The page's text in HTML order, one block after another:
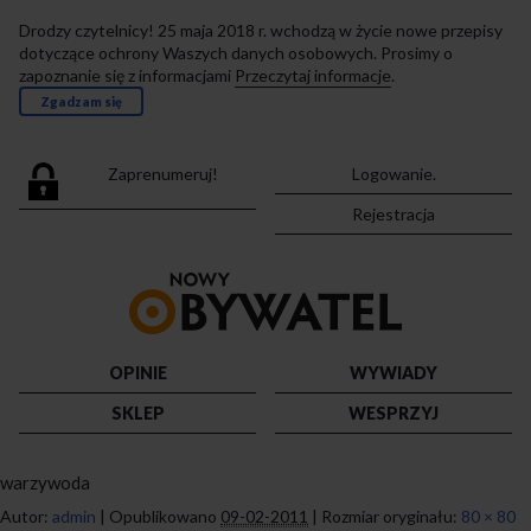
Drodzy czytelnicy! 25 maja 2018 r. wchodzą w życie nowe przepisy
dotyczące ochrony Waszych danych osobowych. Prosimy o
zapoznanie się z informacjami Przeczytaj informacje.
Zgadzam się
Zaprenumeruj!
Logowanie.
Rejestracja
strony
OPINIE
WYWIADY
SKLEP
WESPRZYJ
warzywoda
Autor: admin | Opublikowano 09-02-2011 | Rozmiar oryginału: 80 × 80